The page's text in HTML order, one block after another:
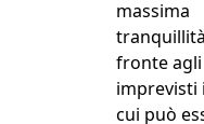
massima
fronte agli
imprevisti
cui può